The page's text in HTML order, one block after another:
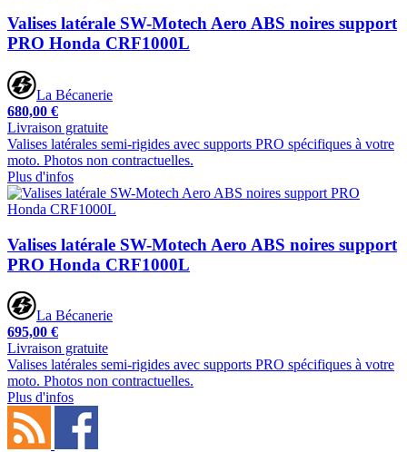
Valises latérale SW-Motech Aero ABS noires support
PRO Honda CRF1000L
La Bécanerie
680,00 €
Livraison gratuite
Valises latérales semi-rigides avec supports PRO spécifiques à votre
moto. Photos non contractuelles.
Plus d'infos
Valises latérale SW-Motech Aero ABS noires support
PRO Honda CRF1000L
La Bécanerie
695,00 €
Livraison gratuite
Valises latérales semi-rigides avec supports PRO spécifiques à votre
moto. Photos non contractuelles.
Plus d'infos